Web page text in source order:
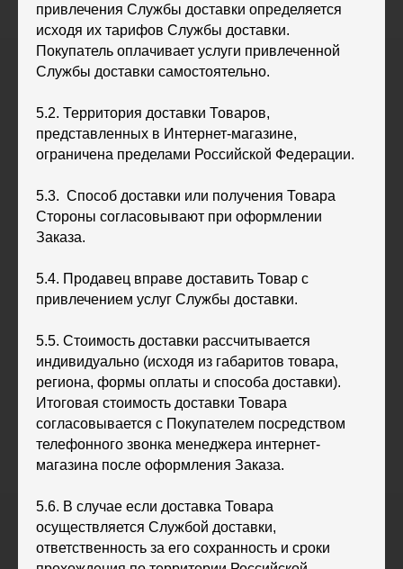
привлечения Службы доставки определяется
исходя их тарифов Службы доставки.
Покупатель оплачивает услуги привлеченной
Службы доставки самостоятельно.
5.2. Территория доставки Товаров,
представленных в Интернет-магазине,
ограничена пределами Российской Федерации.
5.3. Способ доставки или получения Товара
Стороны согласовывают при оформлении
Заказа.
5.4. Продавец вправе доставить Товар с
привлечением услуг Службы доставки.
5.5. Стоимость доставки рассчитывается
индивидуально (исходя из габаритов товара,
региона, формы оплаты и способа доставки).
Итоговая стоимость доставки Товара
согласовывается с Покупателем посредством
телефонного звонка менеджера интернет-
магазина после оформления Заказа.
5.6. В случае если доставка Товара
осуществляется Службой доставки,
ответственность за его сохранность и сроки